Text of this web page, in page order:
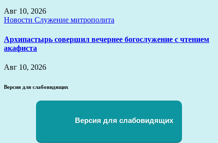
Авг 10, 2026
Новости Служение митрополита
Архипастырь совершил вечернее богослужение с чтением
акафиста
Авг 10, 2026
Версия для слабовидящих
Версия для слабовидящих